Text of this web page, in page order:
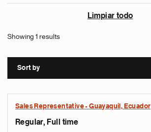
Limpiar todo
Showing 1 results
Sort by
Sales Representative - Guayaquil, Ecuador
Regular, Full time